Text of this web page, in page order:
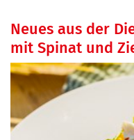
Neues aus der
mit Spinat und